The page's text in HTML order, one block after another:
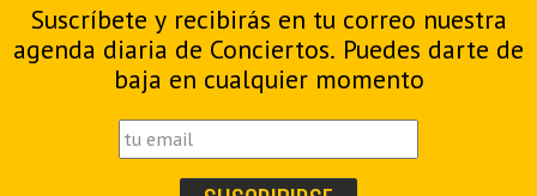
Suscríbete y recibirás en tu correo nuestra
agenda diaria de Conciertos. Puedes darte de
baja en cualquier momento